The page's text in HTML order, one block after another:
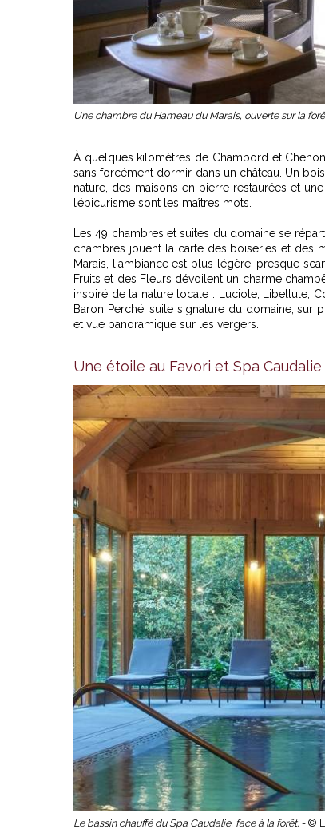
Une chambre du Hameau du Marais, ouverte sur la
À quelques kilomètres de Chambord et
sans forcément dormir dans un château. Un
nature, des maisons en pierre restaurées et
l’épicurisme sont les maîtres mots.
Les 49 chambres et suites du domaine se
chambres jouent la carte des boiseries et des
Marais, l'ambiance est plus légère, presque
Fruits et des Fleurs dévoilent un charme
inspiré de la nature locale : Luciole, Libellule,
Baron Perché, suite signature du domaine, sur
et vue panoramique sur les vergers.
Une étoile au Favori et Spa Caudalie
Le bassin chauffé du Spa Caudalie, face à la forêt. - ©